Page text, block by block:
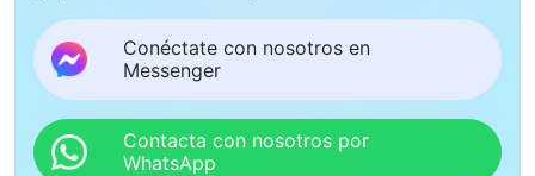
Conéctate con nosotros en
Messenger
Contacta con nosotros por
WhatsApp